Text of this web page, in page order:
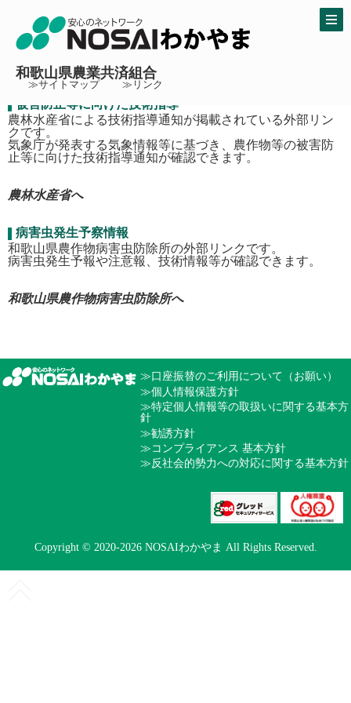
和歌山県農業共済組合
≫サイトマップ ≫リンク
トップ > 被害防止情報
被害防止情報
被害防止等に向けた技術指導
農林水産省による技術指導通知が掲載されている外部リン
クです。
気象庁が発表する気象情報等に基づき、農作物等の被害防
止等に向けた技術指導通知が確認できます。
農林水産省へ
病害虫発生予察情報
和歌山県農作物病害虫防除所の外部リンクです。
病害虫発生予報や注意報、技術情報等が確認できます。
和歌山県農作物病害虫防除所へ
≫口座振替のご利用について（お願い）
≫個人情報保護方針
≫特定個人情報等の取扱いに関する基本方
針
≫勧誘方針
≫コンプライアンス 基本方針
≫反社会的勢力への対応に関する基本方針
Copyright © 2020-2026NOSAIわかやま All Rights Reserved.